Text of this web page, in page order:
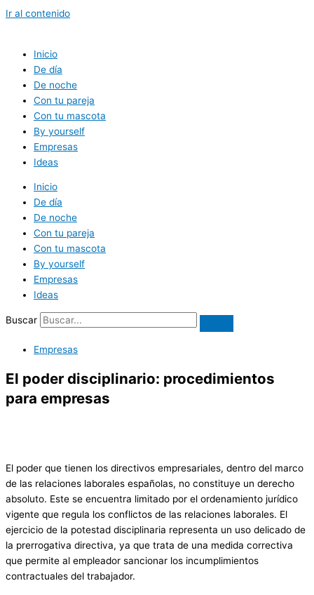
Ir al contenido
Inicio
De día
De noche
Con tu pareja
Con tu mascota
By yourself
Empresas
Ideas
Inicio
De día
De noche
Con tu pareja
Con tu mascota
By yourself
Empresas
Ideas
Buscar
Empresas
El poder disciplinario: procedimientos
para empresas
El poder que tienen los directivos empresariales, dentro del marco
de las relaciones laborales españolas, no constituye un derecho
absoluto. Este se encuentra limitado por el ordenamiento jurídico
vigente que regula los conflictos de las relaciones laborales. El
ejercicio de la potestad disciplinaria representa un uso delicado de
la prerrogativa directiva, ya que trata de una medida correctiva
que permite al empleador sancionar los incumplimientos
contractuales del trabajador.